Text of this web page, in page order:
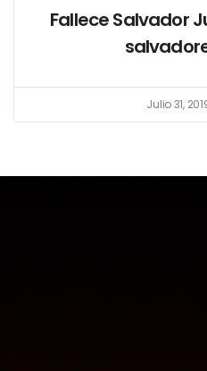
Fallece Salvador
Julio 31,